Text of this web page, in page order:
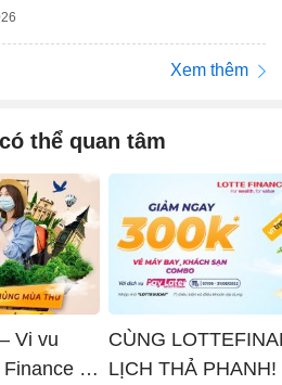
Xem thêm
thể quan tâm
Vi vu
x
CÙNG
LỊCH THẢ PHANH!